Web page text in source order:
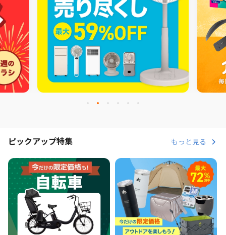
ピックアップ特集 もっと見る